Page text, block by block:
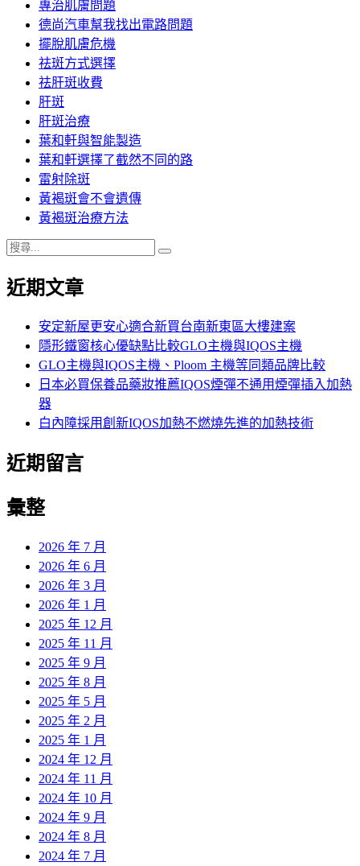
專治肌膚問題
德尚汽車幫我找出電路問題
擺脫肌膚危機
祛斑方式選擇
祛肝斑收費
肝斑
肝斑治療
葉和軒與智能製造
葉和軒選擇了截然不同的路
雷射除斑
黃褐斑會不會遺傳
黃褐斑治療方法
搜
關
近期文章
安定新屋更安心適合新買台南新東區大樓建案
隱形鐵窗核心優缺點比較GLO主機與IQOS主機
GLO主機與IQOS主機、Ploom 主機等同類品牌比較
日本必買保養品藥妝推薦IQOS煙彈不通用煙彈插入加熱
器
白內障採用創新IQOS加熱不燃燒先進的加熱技術
近期留言
彙整
2026 年 7 月
2026 年 6 月
2026 年 3 月
2026 年 1 月
2025 年 12 月
2025 年 11 月
2025 年 9 月
2025 年 8 月
2025 年 5 月
2025 年 2 月
2025 年 1 月
2024 年 12 月
2024 年 11 月
2024 年 10 月
2024 年 9 月
2024 年 8 月
2024 年 7 月